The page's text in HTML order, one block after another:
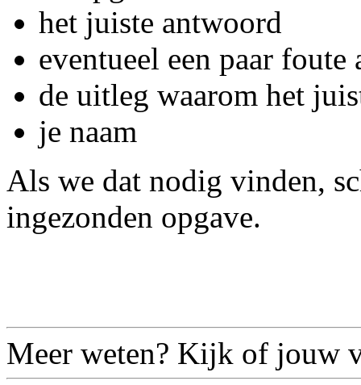
het juiste antwoord
eventueel een paar
de uitleg waarom het
je naam
Als we dat nodig vinden,
ingezonden opgave.
Meer weten? Kijk of jouw